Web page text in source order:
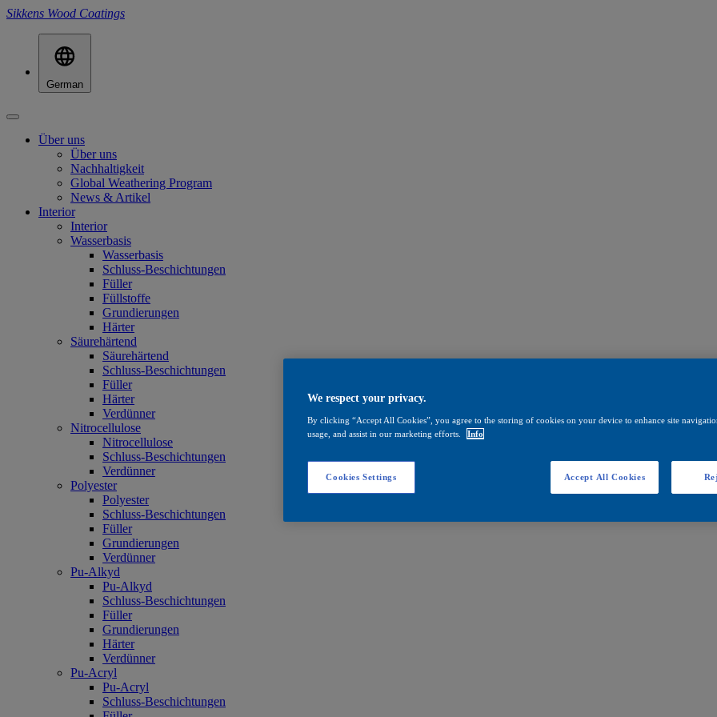
Sikkens Wood Coatings
German
Über uns
Über uns
Nachhaltigkeit
Global Weathering Program
News & Artikel
Interior
Interior
Wasserbasis
Wasserbasis
Schluss-Beschichtungen
Füller
Füllstoffe
Grundierungen
Härter
Säurehärtend
Säurehärtend
Schluss-Beschichtungen
Füller
Härter
Verdünner
Nitrocellulose
Nitrocellulose
Schluss-Beschichtungen
Verdünner
Polyester
Polyester
Schluss-Beschichtungen
Füller
Grundierungen
Verdünner
Pu-Alkyd
Pu-Alkyd
Schluss-Beschichtungen
Füller
Grundierungen
Härter
Verdünner
Pu-Acryl
Pu-Acryl
Schluss-Beschichtungen
We respect your privacy.
By clicking “Accept All Cookies”, you agree to the storing of cookies on your device to enhance site
usage, and assist in our marketing efforts.
Info
Cookies Settings Accept All Cookies